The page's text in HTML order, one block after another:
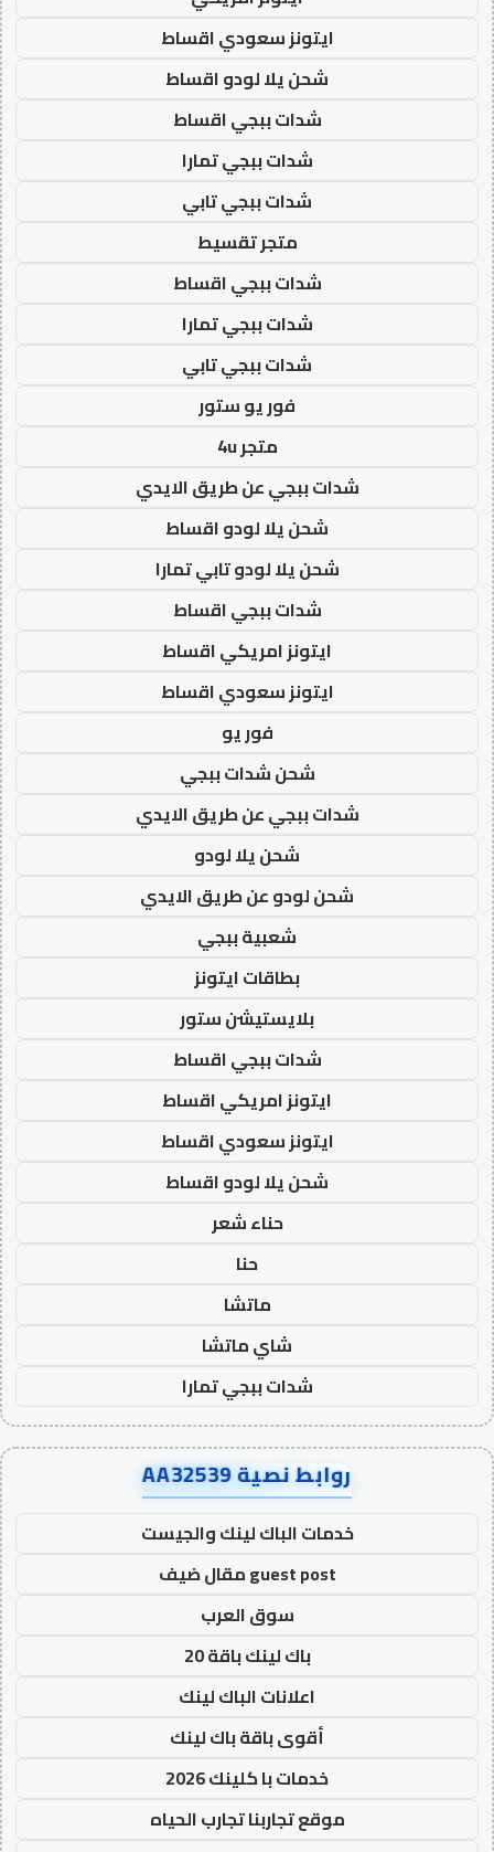
ايتونز سعودي اقساط
شحن يلا لودو اقساط
شدات ببجي اقساط
شدات ببجي تمارا
شدات ببجي تابي
متجر تقسيط
شدات ببجي اقساط
شدات ببجي تمارا
شدات ببجي تابي
فور يو ستور
متجر 4u
شدات ببجي عن طريق الايدي
شحن يلا لودو اقساط
شحن يلا لودو تابي تمارا
شدات ببجي اقساط
ايتونز امريكي اقساط
ايتونز سعودي اقساط
فور يو
شحن شدات ببجي
شدات ببجي عن طريق الايدي
شحن يلا لودو
شحن لودو عن طريق الايدي
شعبية ببجي
بطاقات ايتونز
بلايستيشن ستور
شدات ببجي اقساط
ايتونز امريكي اقساط
ايتونز سعودي اقساط
شحن يلا لودو اقساط
حناء شعر
حنا
ماتشا
شاي ماتشا
شدات ببجي تمارا
روابط نصية AA32539
خدمات الباك لينك والجيست
guest post مقال ضيف
سوق العرب
باك لينك باقة 20
اعلانات الباك لينك
أقوى باقة باك لينك
خدمات با كلينك 2026
موقع تجاربنا تجارب الحياه